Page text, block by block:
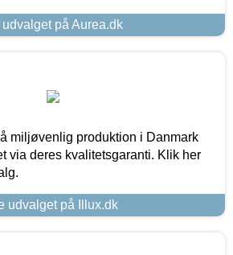
udvalget på Aurea.dk
miljøvenlig produktion i Danmark
via deres kvalitetsgaranti. Klik her
udvalget på Illux.dk